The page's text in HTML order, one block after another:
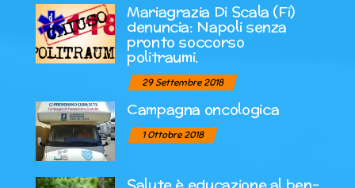
Mariagrazia Di Scala (Fi)
denuncia: Napoli senza
pronto soccorso
politraumi.
29 Settembre 2018
Campagna oncologica
1 Ottobre 2018